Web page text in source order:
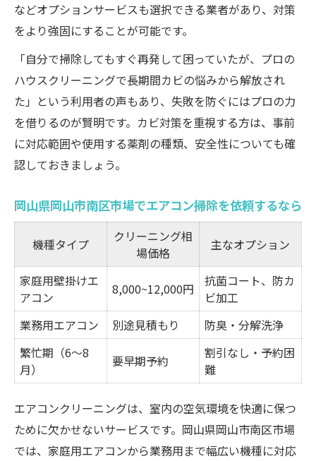
などオプションサービスも選択できる業者があり、対策
をより強固にすることが可能です。
「自分で掃除してもすぐ再発して困っていたが、プロの
ハウスクリーニングで長期間カビの悩みから解放され
た」という利用者の声もあり、失敗を防ぐにはプロの力
を借りるのが賢明です。カビ対策を重視する方は、事前
に対応範囲や使用する薬剤の種類、安全性についても確
認しておきましょう。
岡山県岡山市南区市場でエアコン掃除を依頼するなら
機種タイプ
クリーニング相
場価格
主なオプション
家庭用壁掛けエ
アコン
8,000~12,000円
抗菌コート、防カ
ビ加工
業務用エアコン
別途見積もり
防臭・分解洗浄
繁忙期（6～8
月）
要早期予約
割引なし・予約困
難
エアコンクリーニングは、室内の空気環境を快適に保つ
ために欠かせないサービスです。岡山県岡山市南区市場
では、家庭用エアコンから業務用まで幅広い機種に対応